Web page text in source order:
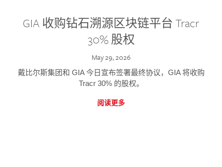
GIA 收购钻石溯源区块链平台 Tracr
30% 股权
May 29, 2026
戴比尔斯集团和 GIA 今日宣布签署最终协议，GIA 将收购
Tracr 30% 的股权。
阅读更多